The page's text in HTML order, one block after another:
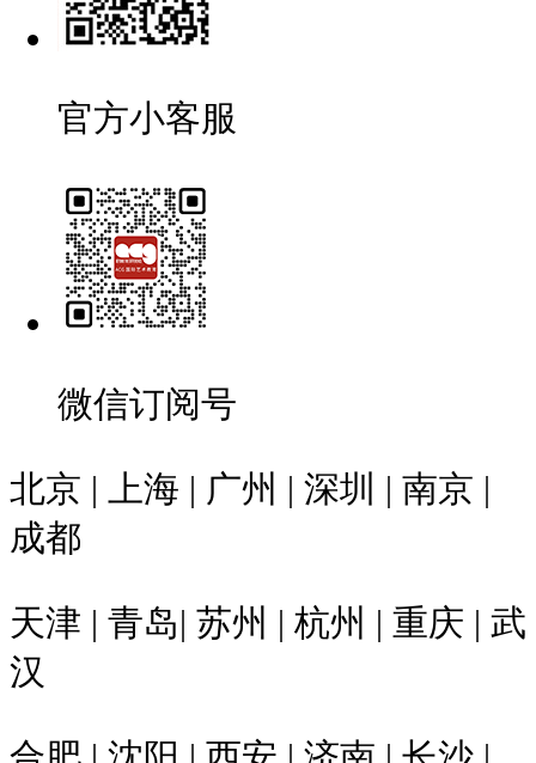
官方小客服
微信订阅号
北京 | 上海 | 广州 | 深圳 | 南京 |
成都
天津 | 青岛| 苏州 | 杭州 | 重庆 | 武
汉